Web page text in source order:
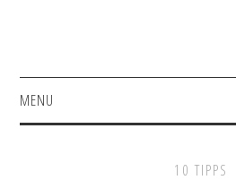
MENU
10 TIPPS